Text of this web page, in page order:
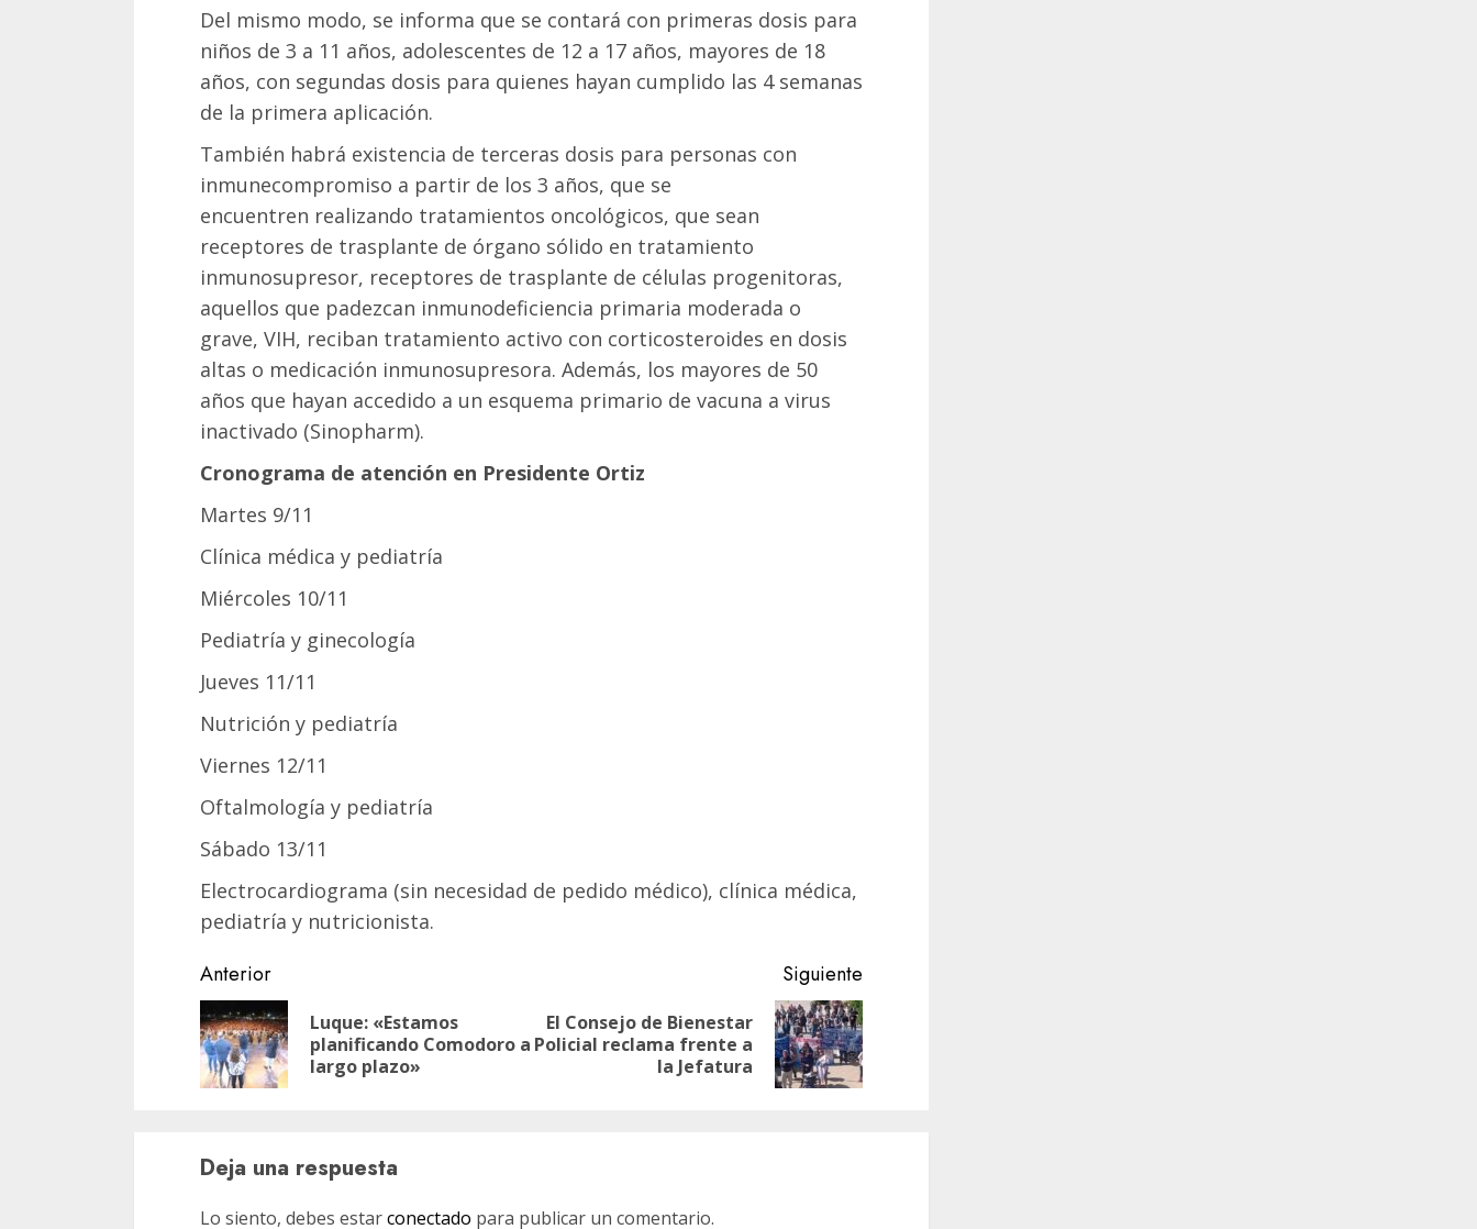
Del mismo modo, se informa que se contará con primeras dosis para
niños de 3 a 11 años, adolescentes de 12 a 17 años, mayores de 18
años, con segundas dosis para quienes hayan cumplido las 4 semanas
de la primera aplicación.
También habrá existencia de terceras dosis para personas con
inmunecompromiso a partir de los 3 años, que se
encuentren realizando tratamientos oncológicos, que sean
receptores de trasplante de órgano sólido en tratamiento
inmunosupresor, receptores de trasplante de células progenitoras,
aquellos que padezcan inmunodeficiencia primaria moderada o
grave, VIH, reciban tratamiento activo con corticosteroides en dosis
altas o medicación inmunosupresora. Además, los mayores de 50
años que hayan accedido a un esquema primario de vacuna a virus
inactivado (Sinopharm).
Cronograma de atención en Presidente Ortiz
Martes 9/11
Clínica médica y pediatría
Miércoles 10/11
Pediatría y ginecología
Jueves 11/11
Nutrición y pediatría
Viernes 12/11
Oftalmología y pediatría
Sábado 13/11
Electrocardiograma (sin necesidad de pedido médico), clínica médica,
pediatría y nutricionista.
Navegación
de
entradas
Anterior
Entrada
Luque: «Estamos
planificando Comodoro a
largo plazo»
Siguiente
Siguiente
El Consejo de Bienestar
Policial reclama frente a
la Jefatura
Deja una respuesta
Lo siento, debes estarconectado para publicar un comentario.